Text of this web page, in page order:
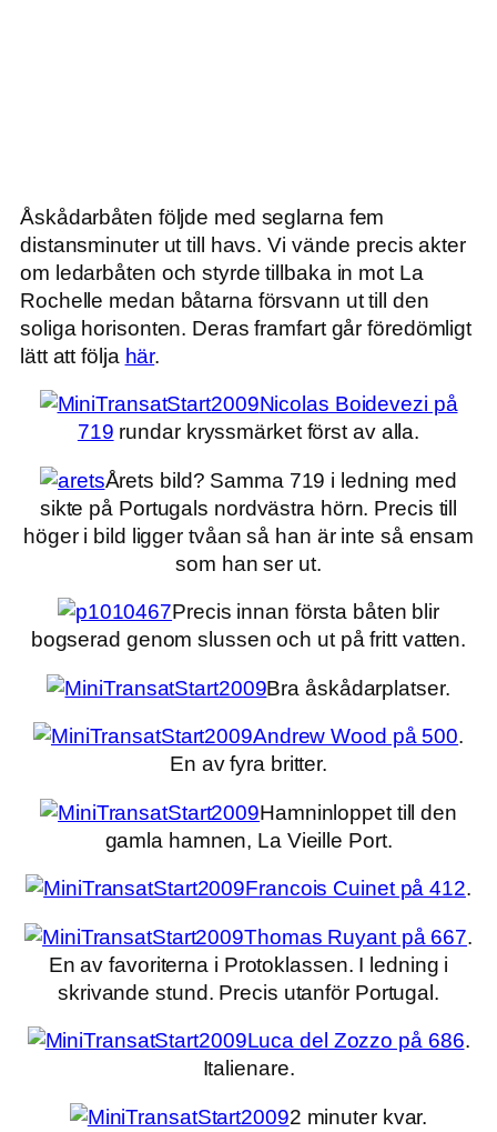
Åskådarbåten följde med seglarna fem
distansminuter ut till havs. Vi vände precis akter
om ledarbåten och styrde tillbaka in mot La
Rochelle medan båtarna försvann ut till den
soliga horisonten. Deras framfart går föredömligt
lätt att följa här.
Nicolas Boidevezi på
719 rundar kryssmärket först av alla.
Årets bild? Samma 719 i ledning med
sikte på Portugals nordvästra hörn. Precis till
höger i bild ligger tvåan så han är inte så ensam
som han ser ut.
Precis innan första båten blir
bogserad genom slussen och ut på fritt vatten.
Bra åskådarplatser.
Andrew Wood på 500.
En av fyra britter.
Hamninloppet till den
gamla hamnen, La Vieille Port.
Francois Cuinet på 412.
Thomas Ruyant på 667.
En av favoriterna i Protoklassen. I ledning i
skrivande stund. Precis utanför Portugal.
Luca del Zozzo på 686.
Italienare.
2 minuter kvar.